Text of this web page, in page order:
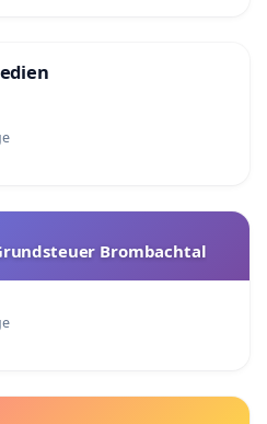
Brombachtal